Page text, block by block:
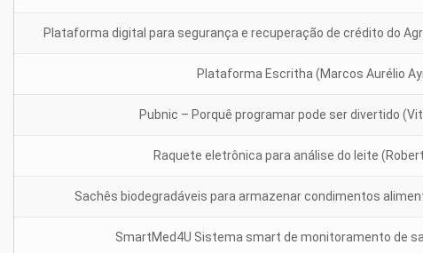
Plataforma digital para segurança e recuperação de crédito do
Plataforma Escritha (Marcos Aurélio
Pubnic – Porquê programar pode ser divertido
Raquete eletrônica para análise do leite
Sachês biodegradáveis para armazenar condimentos
SmartMed4U Sistema smart de monitoramento de